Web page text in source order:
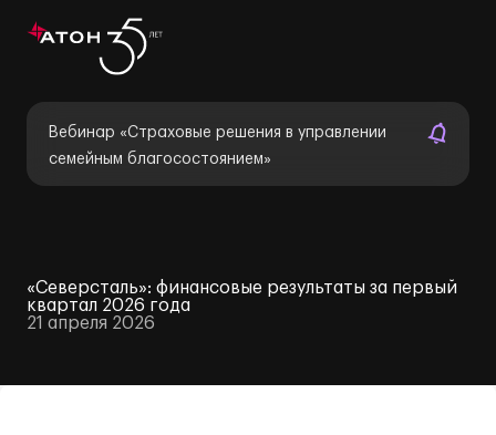
Вебинар «Страховые решения в управлении
семейным благосостоянием»
«Северсталь»: финансовые результаты за первый
квартал 2026 года
21 апреля 2026